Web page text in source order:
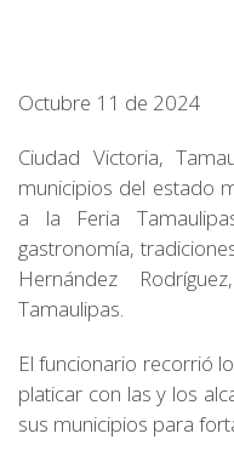
Octubre 11 de 2024
Ciudad Victoria,
municipios del estado
a la Feria
gastronomía,
Hernández
Tamaulipas.
El funcionario recorrió
platicar con las y los
sus municipios para